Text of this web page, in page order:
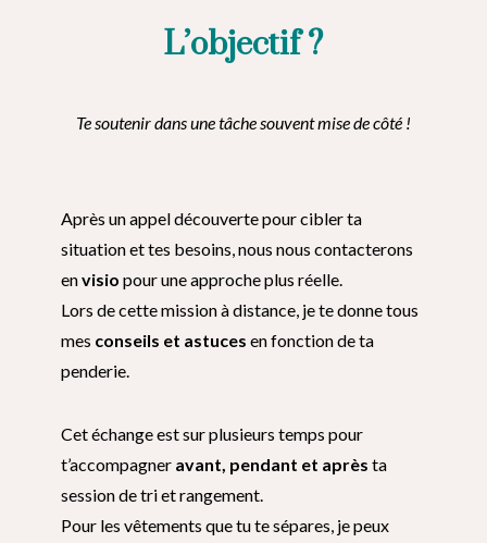
L’objectif ?
Te soutenir dans une tâche souvent mise de côté !
Après un appel découverte pour cibler ta
situation et tes besoins, nous nous contacterons
envisio pour une approche plus réelle.
Lors de cette mission à distance, je te donne tous
mes conseils et astuces en fonction de ta
penderie.
Cet échange est sur plusieurs temps pour
t’accompagner avant, pendant et après ta
session de tri et rangement.
Pour les vêtements que tu te sépares, je peux